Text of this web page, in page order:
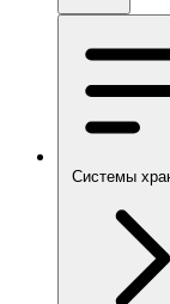
Системы